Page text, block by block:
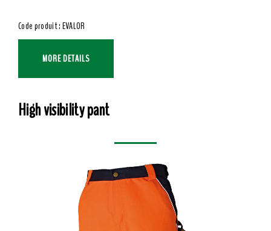
Code produit : EVALOR
MORE DETAILS
High visibility pant